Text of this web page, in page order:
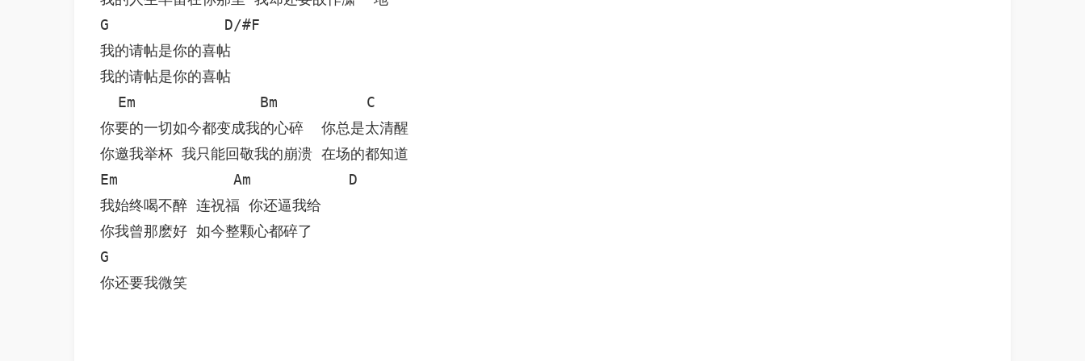
G             D/#F
我的请帖是你的喜帖
我的请帖是你的喜帖
  Em              Bm          C
你要的一切如今都变成我的心碎  你总是太清醒
你邀我举杯 我只能回敬我的崩溃 在场的都知道
Em             Am           D
我始终喝不醉 连祝福 你还逼我给
你我曾那麽好 如今整颗心都碎了
G
你还要我微笑